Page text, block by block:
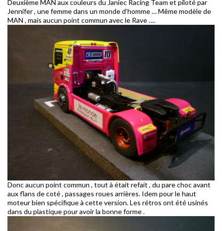
Deuxième MAN aux couleurs du Janiec Racing Team et piloté par
Jennifer , une femme dans un monde d’homme … Même modèle de
MAN , mais aucun point commun avec le Rave ….
Donc aucun point commun , tout à était refait , du pare choc avant
aux flans de coté , passages roues arrières. Idem pour le haut
moteur bien spécifique à cette version. Les rétros ont été usinés
dans du plastique pour avoir la bonne forme .